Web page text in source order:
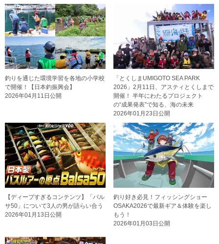
釣りを通じた環境学習を各地の小学校
で開催！【日本釣振興会】
2026年04月11日公開
「とくしまUMIGOTO SEA PARK
2026」2月11日、アスティとくしまで
開催！ 半年にわたるプロジェクト
の“成果発表”で知る、海の未来
2026年01月23日公開
【ディープすぎるコンテンツ】「バル
サ50」について3人の男が語らい合う
2026年01月13日公開
釣り好き必見！フィッシングショー
OSAKA2026で最新ギア＆体験を楽し
もう！
2026年01月03日公開